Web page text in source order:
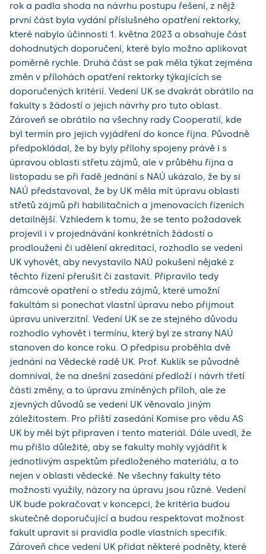
rok a padla shoda na návrhu postupu řešení, z nějž
první část byla vydání příslušného opatření rektorky,
které nabylo účinnosti 1. května 2023 a obsahuje část
dohodnutých doporučení, které bylo možno aplikovat
poměrně rychle. Druhá část se pak měla týkat zejména
změn v přílohách opatření rektorky týkajících se
doporučených kritérií. Vedení UK se dvakrát obrátilo na
fakulty s žádostí o jejich návrhy pro tuto oblast.
Zároveň se obrátilo na všechny rady Cooperatií, kde
byl termín pro jejich vyjádření do konce října. Původně
předpokládal, že by byly přílohy spojeny právě i s
úpravou oblasti střetu zájmů, ale v průběhu října a
listopadu se při řadě jednání s NAÚ ukázalo, že by si
NAÚ představoval, že by UK měla mít úpravu oblasti
střetů zájmů při habilitačních a jmenovacích řízeních
detailnější. Vzhledem k tomu, že se tento požadavek
projevil i v projednávání konkrétních žádostí o
prodloužení či udělení akreditací, rozhodlo se vedení
UK vyhovět, aby nevystavilo NAÚ pokušení nějaké z
těchto řízení přerušit či zastavit. Připravilo tedy
rámcové opatření o středu zájmů, které umožní
fakultám si ponechat vlastní úpravu nebo přijmout
úpravu univerzitní. Vedení UK se ze stejného důvodu
rozhodlo vyhovět i termínu, který byl ze strany NAÚ
stanoven do konce roku. O předpisu proběhla dvě
jednání na Vědecké radě UK. Prof. Kuklík se původně
domníval, že na dnešní zasedání předloží i návrh třetí
části změny, a to úpravu zmíněných příloh, ale ze
zjevných důvodů se vedení UK věnovalo jiným
záležitostem. Pro příští zasedání Komise pro vědu AS
UK by měl být připraven i tento materiál. Dále uvedl, že
mu přišlo důležité, aby se fakulty mohly vyjádřit k
jednotlivým aspektům předloženého materiálu, a to
nejen v oblasti vědecké. Ne všechny fakulty této
možnosti využily, názory na úpravu jsou různé. Vedení
UK bude pokračovat v koncepci, že kritéria budou
skutečně doporučující a budou respektovat možnost
fakult upravit si pravidla podle vlastních specifik.
Zároveň chce vedení UK přidat některé podněty, které